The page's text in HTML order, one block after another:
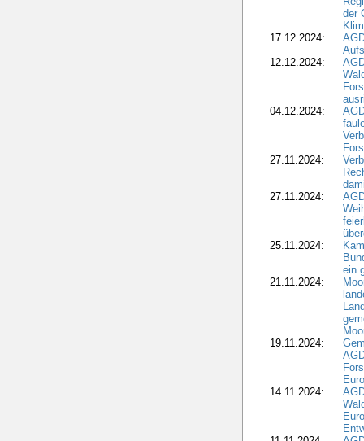
der
17.12.2024:
12.12.2024:
04.12.2024:
27.11.2024:
27.11.2024:
25.11.2024:
ein
21.11.2024:
19.11.2024:
14.11.2024: